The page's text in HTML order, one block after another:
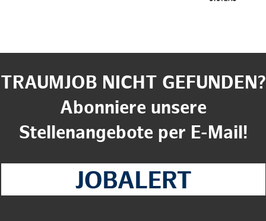
TRAUMJOB NICHT GEFUNDEN?
Abonniere unsere
Stellenangebote per E-Mail!